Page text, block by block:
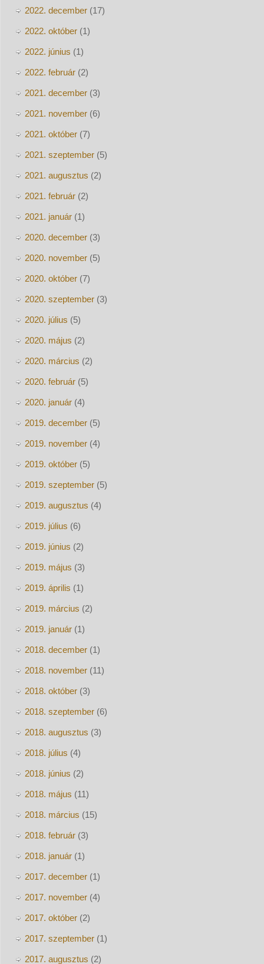
2022. december(17)
2022. október(1)
2022. június (1)
2022. február(2)
2021. december(3)
2021. november(6)
2021. október(7)
2021. szeptember(5)
2021. augusztus (2)
2021. február(2)
2021. január(1)
2020. december(3)
2020. november(5)
2020. október(7)
2020. szeptember(3)
2020. július (5)
2020. május (2)
2020. március (2)
2020. február(5)
2020. január(4)
2019. december(5)
2019. november(4)
2019. október(5)
2019. szeptember(5)
2019. augusztus (4)
2019. július (6)
2019. június (2)
2019. május (3)
2019. április (1)
2019. március (2)
2019. január(1)
2018. december(1)
2018. november(11)
2018. október(3)
2018. szeptember(6)
2018. augusztus (3)
2018. július (4)
2018. június (2)
2018. május (11)
2018. március (15)
2018. február(3)
2018. január(1)
2017. december(1)
2017. november(4)
2017. október(2)
2017. szeptember(1)
2017. augusztus (2)